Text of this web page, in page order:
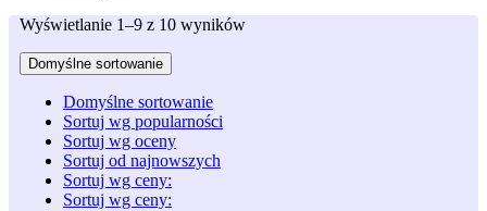
Wyświetlanie 1–9 z 10 wyników
Domyślne sortowanie
Domyślne sortowanie
Sortuj wg popularności
Sortuj wg oceny
Sortuj od najnowszych
Sortuj wg ceny:
Sortuj wg ceny: